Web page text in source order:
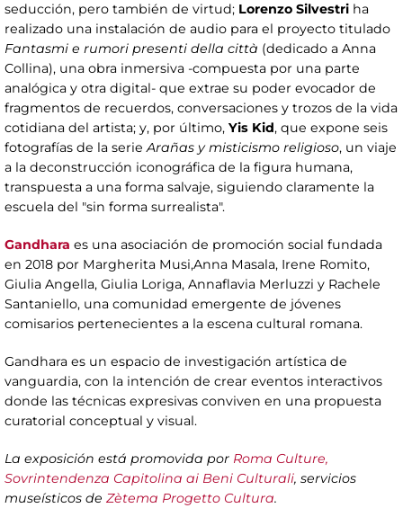
seducción, pero también de virtud; Lorenzo Silvestri ha
realizado una instalación de audio para el proyecto titulado
Fantasmi e rumori presenti della città (dedicado a Anna
Collina), una obra inmersiva -compuesta por una parte
analógica y otra digital- que extrae su poder evocador de
fragmentos de recuerdos, conversaciones y trozos de la vida
cotidiana del artista; y, por último, Yis Kid, que expone seis
fotografías de la serieArañas y misticismo religioso, un viaje
a la deconstrucción iconográfica de la figura humana,
transpuesta a una forma salvaje, siguiendo claramente la
escuela del "sin forma surrealista".
Gandhara es una asociación de promoción social fundada
en 2018 por Margherita Musi,Anna Masala, Irene Romito,
Giulia Angella, Giulia Loriga, Annaflavia Merluzzi y Rachele
Santaniello, una comunidad emergente de jóvenes
comisarios pertenecientes a la escena cultural romana.
Gandhara es un espacio de investigación artística de
vanguardia, con la intención de crear eventos interactivos
donde las técnicas expresivas conviven en una propuesta
curatorial conceptual y visual.
La exposición está promovida por Roma Culture,
Sovrintendenza Capitolina ai Beni Culturali, servicios
museísticos de Zètema Progetto Cultura.